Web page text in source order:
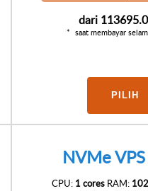
dari
saat membayar
PILIH
NVMe
CPU: 1 cores RAM: